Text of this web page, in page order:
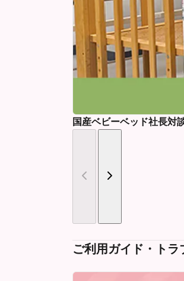
国産ベビーベッド社長対
ご利用ガイド・トラ